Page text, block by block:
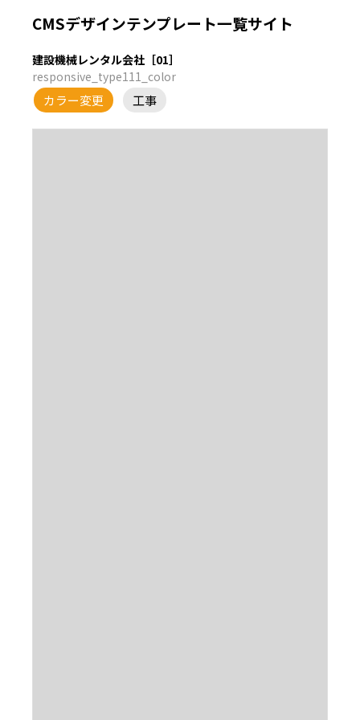
CMSデザインテンプレート一覧サイト
建設機械レンタル会社［01］
responsive_type111_color
工事
カラー変更